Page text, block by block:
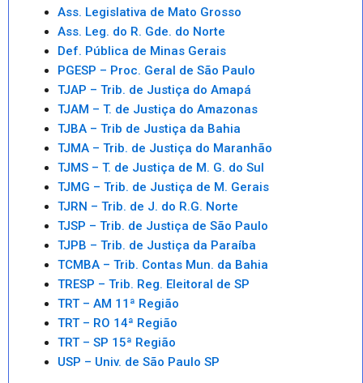
Ass. Legislativa de Mato Grosso
Ass. Leg. do R. Gde. do Norte
Def. Pública de Minas Gerais
PGESP – Proc. Geral de São Paulo
TJAP – Trib. de Justiça do Amapá
TJAM – T. de Justiça do Amazonas
TJBA – Trib de Justiça da Bahia
TJMA – Trib. de Justiça do Maranhão
TJMS – T. de Justiça de M. G. do Sul
TJMG – Trib. de Justiça de M. Gerais
TJRN – Trib. de J. do R.G. Norte
TJSP – Trib. de Justiça de São Paulo
TJPB – Trib. de Justiça da Paraíba
TCMBA – Trib. Contas Mun. da Bahia
TRESP – Trib. Reg. Eleitoral de SP
TRT – AM 11ª Região
TRT – RO 14ª Região
TRT – SP 15ª Região
USP – Univ. de São Paulo SP